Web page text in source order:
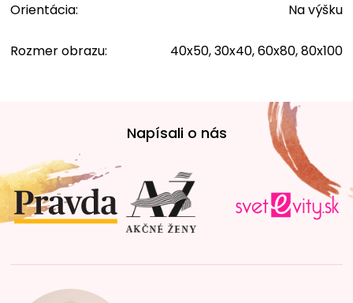
Orientácia: Na výšku
Rozmer obrazu: 40x50, 30x40, 60x80, 80x100
t
i
e
Napísali o nás